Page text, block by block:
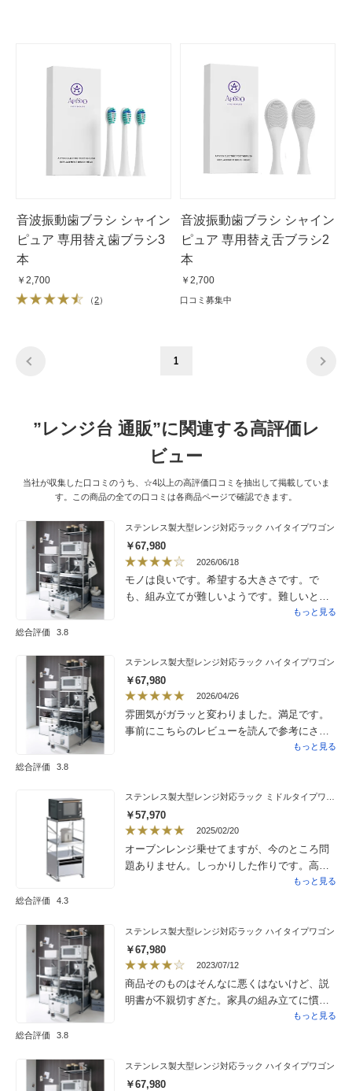
音波振動歯ブラシ シャイン
ピュア 専用替え歯ブラシ3
本
￥2,700
（2）
音波振動歯ブラシ シャイン
ピュア 専用替え舌ブラシ2
本
￥2,700
口コミ募集中
1
”レンジ台 通販”に関連する高評価レ
ビュー
当社が収集した口コミのうち、☆4以上の高評価口コミを抽出して掲載していま
す。この商品の全ての口コミは各商品ページで確認できます。
総合評価 3.8
ステンレス製大型レンジ対応ラック ハイタイプワゴン
￥67,980
2026/06/18
モノは良いです。希望する大きさです。で
も、組み立てが難しいようです。難しいとの
コメントが多数ありましたので業者さんに依
立てに不備があり、リフォーム工事で現場に
いた現場監督さんや大工さんが見かねてもう
一度最初からやり直してくれました。色々と
ありましたが、良いお品だと思います。
もっと見る
総合評価 3.8
ステンレス製大型レンジ対応ラック ハイタイプワゴン
￥67,980
2026/04/26
雰囲気がガラッと変わりました。満足です。
事前にこちらのレビューを読んで参考にさせ
ていただき、組み立ては有料サービスにお願
もっと見る
総合評価 4.3
￥57,970
2025/02/20
オーブンレンジ乗せてますが、今のところ問
題ありません。しっかりした作りです。高
かったけど買って良かった。飽きのこない実
もっと見る
総合評価 3.8
ステンレス製大型レンジ対応ラック ハイタイプワゴン
￥67,980
2023/07/12
商品そのものはそんなに悪くはないけど、説
明書が不親切すぎた。家具の組み立てに慣れ
ている人やそれぞれのパーツがなんのために
きもほぼありません。ついてたナット固定用
のツールが棚の固定には全く使えなくて工具
もっと見る
ステンレス製大型レンジ対応ラック ハイタイプワゴン
￥67,980